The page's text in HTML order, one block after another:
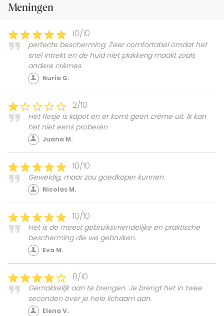
Meningen
10/10
perfecte bescherming. Zeer comfortabel omdat het
snel intrekt en de huid niet plakkerig maakt zoals
andere crèmes
Nuria G.
2/10
Het flesje is kapot en er komt geen crème uit. Ik kan
het niet eens proberen
Juana M.
10/10
Geweldig, maar zou goedkoper kunnen.
Nicolas M.
10/10
Het is de meest gebruiksvriendelijke en praktische
bescherming die we gebruiken.
Eva M.
8/10
Gemakkelijk aan te brengen. Je brengt het in twee
seconden over je hele lichaam aan.
Elena V.